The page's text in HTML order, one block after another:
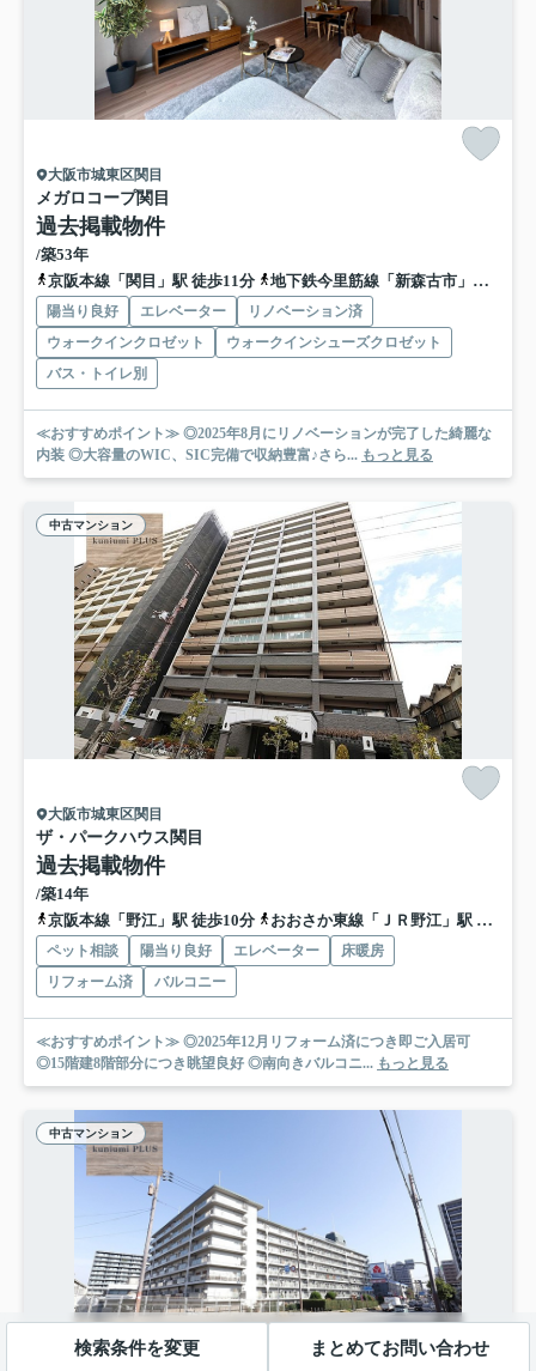
大阪市城東区関目
メガロコープ関目
過去掲載物件
/築53年
京阪本線「関目」駅 徒歩11分
地下鉄今里筋線「新森古市」駅 徒歩11分
陽当り良好 エレベーター
リノベーション済
ウォークインクロゼット
ウォークインシューズクロゼット
バス・トイレ別
≪おすすめポイント≫ ◎2025年8月にリノベーションが完了した綺麗な
内装 ◎大容量のWIC、SIC完備で収納豊富♪さら... もっと見る
中古マンション
大阪市城東区関目
ザ・パークハウス関目
過去掲載物件
/築14年
京阪本線「野江」駅 徒歩10分
おおさか東線「ＪＲ野江」駅 徒歩11分
ペット相談 陽当り良好 エレベーター
床暖房
リフォーム済
バルコニー
≪おすすめポイント≫ ◎2025年12月リフォーム済につき即ご入居可
◎15階建8階部分につき眺望良好 ◎南向きバルコニ... もっと見る
中古マンション
検索条件を変更 まとめてお問い合わせ